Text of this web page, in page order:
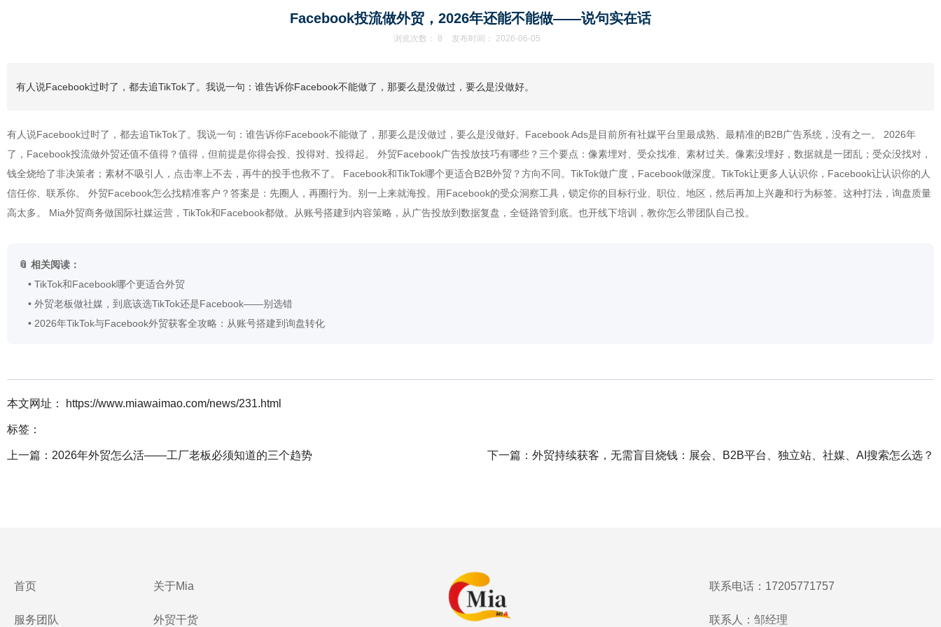
Facebook投流做外贸，2026年还能不能做——说句实在话
浏览次数： 8 发布时间： 2026-06-05
有人说Facebook过时了，都去追TikTok了。我说一句：谁告诉你Facebook不能做了，那要么是没做过，要么是没做好。
有人说Facebook过时了，都去追TikTok了。我说一句：谁告诉你Facebook不能做了，那要么是没做过，要么是没做好。Facebook Ads是目前所有社媒平台里最成熟、最精准的B2B广告系统，没有之一。 2026年
了，Facebook投流做外贸还值不值得？值得，但前提是你得会投、投得对、投得起。 外贸Facebook广告投放技巧有哪些？三个要点：像素埋对、受众找准、素材过关。像素没埋好，数据就是一团乱；受众没找对，
钱全烧给了非决策者；素材不吸引人，点击率上不去，再牛的投手也救不了。 Facebook和TikTok哪个更适合B2B外贸？方向不同。TikTok做广度，Facebook做深度。TikTok让更多人认识你，Facebook让认识你的人
信任你、联系你。 外贸Facebook怎么找精准客户？答案是：先圈人，再圈行为。别一上来就海投。用Facebook的受众洞察工具，锁定你的目标行业、职位、地区，然后再加上兴趣和行为标签。这种打法，询盘质量
高太多。 Mia外贸商务做国际社媒运营，TikTok和Facebook都做。从账号搭建到内容策略，从广告投放到数据复盘，全链路管到底。也开线下培训，教你怎么带团队自己投。
📎 相关阅读：
• TikTok和Facebook哪个更适合外贸
• 外贸老板做社媒，到底该选TikTok还是Facebook——别选错
• 2026年TikTok与Facebook外贸获客全攻略：从账号搭建到询盘转化
本文网址： https://www.miawaimao.com/news/231.html
标签：
上一篇： 2026年外贸怎么活——工厂老板必须知道的三个趋势 下一篇： 外贸持续获客，无需盲目烧钱：展会、B2B平台、独立站、社媒、AI搜索怎么选？
首页
服务团队
关于Mia
外贸干货
联系电话：17205771757
联系人：邹经理